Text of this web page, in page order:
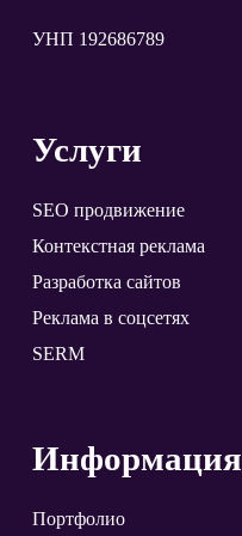
УНП 192686789
Услуги
SEO продвижение
Контекстная реклама
Разработка сайтов
Реклама в соцсетях
SERM
Информация
Портфолио